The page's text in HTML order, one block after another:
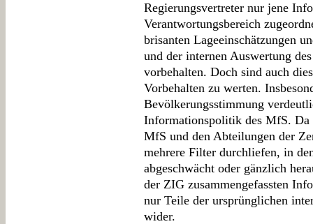
Regierungsvertreter nur jene
Verantwortungsbereich
brisanten Lageeinschätzungen
und der internen Auswertung
vorbehalten. Doch sind auch
Vorbehalten zu werten.
Bevölkerungsstimmung
Informationspolitik des MfS. Da
MfS und den Abteilungen der
mehrere Filter durchliefen, in
abgeschwächt oder gänzlich
der ZIG zusammengefassten
nur Teile der ursprünglichen
wider.